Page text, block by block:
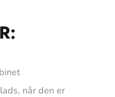
når den er